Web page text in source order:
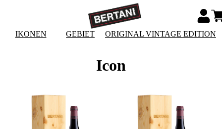
IKONEN GEBIET ORIGINAL VINTAGE EDITION
Icon